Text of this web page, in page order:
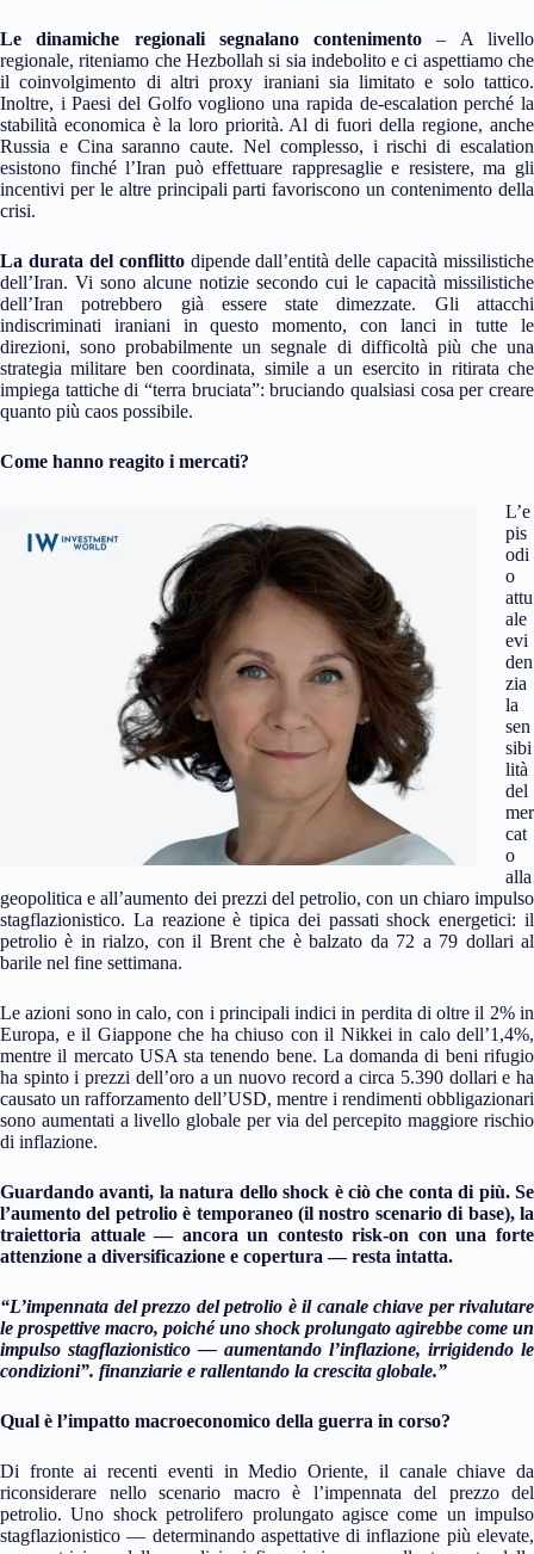
Le dinamiche regionali segnalano contenimento– A livello
regionale, riteniamo che Hezbollah si sia indebolito e ci aspettiamo che
il coinvolgimento di altri proxy iraniani sia limitato e solo tattico.
Inoltre, i Paesi del Golfo vogliono una rapida de-escalation perché la
stabilità economica è la loro priorità. Al di fuori della regione, anche
Russia e Cina saranno caute. Nel complesso, i rischi di escalation
esistono finché l’Iran può effettuare rappresaglie e resistere, ma gli
incentivi per le altre principali parti favoriscono un contenimento della
crisi.
La durata del conflittodipende dall’entità delle capacità missilistiche
dell’Iran. Vi sono alcune notizie secondo cui le capacità missilistiche
dell’Iran potrebbero già essere state dimezzate. Gli attacchi
indiscriminati iraniani in questo momento, con lanci in tutte le
direzioni, sono probabilmente un segnale di difficoltà più che una
strategia militare ben coordinata, simile a un esercito in ritirata che
impiega tattiche di “terra bruciata”: bruciando qualsiasi cosa per creare
quanto più caos possibile.
Come hanno reagito i mercati?
L’e
pis
odi
o
attu
ale
evi
den
zia
la
sen
sibi
lità
del
mer
cat
o
alla
geopolitica e all’aumento dei prezzi del petrolio, con un chiaro impulso
stagflazionistico. La reazione è tipica dei passati shock energetici: il
petrolio è in rialzo, con il Brent che è balzato da 72 a 79 dollari al
barile nel fine settimana.
Le azioni sono in calo, con i principali indici in perdita di oltre il 2% in
Europa, e il Giappone che ha chiuso con il Nikkei in calo dell’1,4%,
mentre il mercato USA sta tenendo bene. La domanda di beni rifugio
ha spinto i prezzi dell’oro a un nuovo record a circa 5.390 dollari e ha
causato un rafforzamento dell’USD, mentre i rendimenti obbligazionari
sono aumentati a livello globale per via del percepito maggiore rischio
di inflazione.
Guardando avanti, la natura dello shock è ciò che conta di più. Se
l’aumento del petrolio è temporaneo (il nostro scenario di base), la
traiettoria attuale — ancora un contesto risk-on con una forte
attenzione a diversificazione e copertura — resta intatta.
“L’impennata del prezzo del petrolio è il canale chiave per rivalutare
le prospettive macro, poiché uno shock prolungato agirebbe come un
impulso stagflazionistico — aumentando l’inflazione, irrigidendo le
condizioni”. finanziarie e rallentando la crescita globale.”
Qual è l’impatto macroeconomico della guerra in corso?
Di fronte ai recenti eventi in Medio Oriente, il canale chiave da
riconsiderare nello scenario macro è l’impennata del prezzo del
petrolio. Uno shock petrolifero prolungato agisce come un impulso
stagflazionistico — determinando aspettative di inflazione più elevate,